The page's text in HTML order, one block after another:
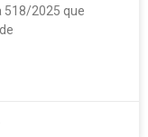
518/2025 que